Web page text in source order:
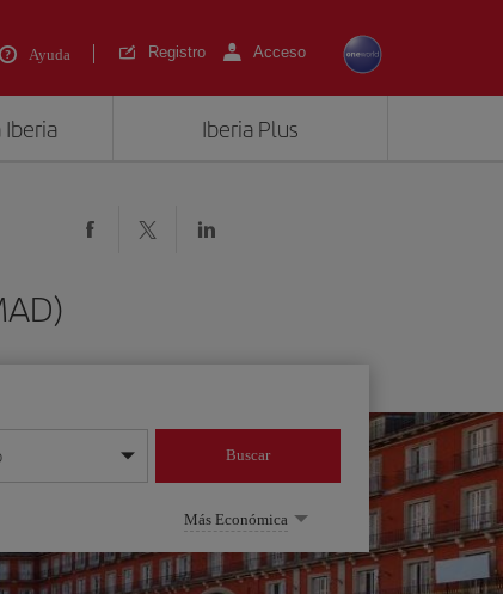
Ayuda Registro Acceso
Iberia Plus
año
Buscar
Más Económica